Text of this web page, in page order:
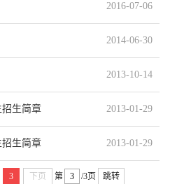
2016-07-06
2014-06-30
2013-10-14
招生简章 2013-01-29
招生简章 2013-01-29
3 下页 第 /3页 跳转